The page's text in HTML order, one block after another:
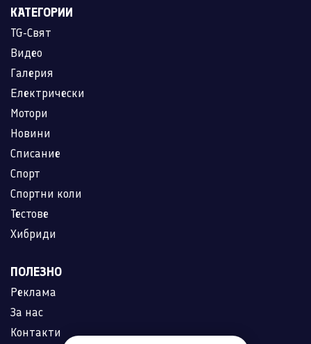
КАТЕГОРИИ
TG-Свят
Видео
Галерия
Електрически
Мотори
Новини
Списание
Спорт
Спортни коли
Тестове
Хибриди
ПОЛЕЗНО
Реклама
За нас
Контакти